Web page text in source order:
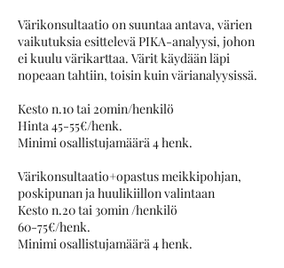
Värikonsultaatio on suuntaa antava, värien
vaikutuksia esittelevä PIKA-analyysi, johon
ei kuulu värikarttaa. Värit käydään läpi
nopeaan tahtiin, toisin kuin värianalyysissä.
Kesto n.10 tai 20min/henkilö
Hinta 45-55€/henk.
Minimi osallistujamäärä 4 henk.
Värikonsultaatio+opastus meikkipohjan,
poskipunan ja huulikiillon valintaan
Kesto n.20 tai 30min /henkilö
60-75€/henk.
Minimi osallistujamäärä 4 henk.